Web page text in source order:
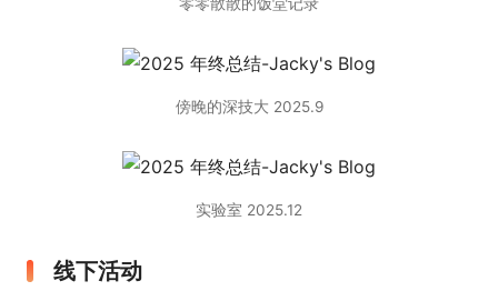
傍晚的深技大 2025.9
实验室 2025.12
线下活动